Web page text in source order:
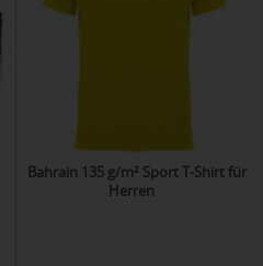
Bahrain 135 g/m² Sport T-Shirt für
Herren